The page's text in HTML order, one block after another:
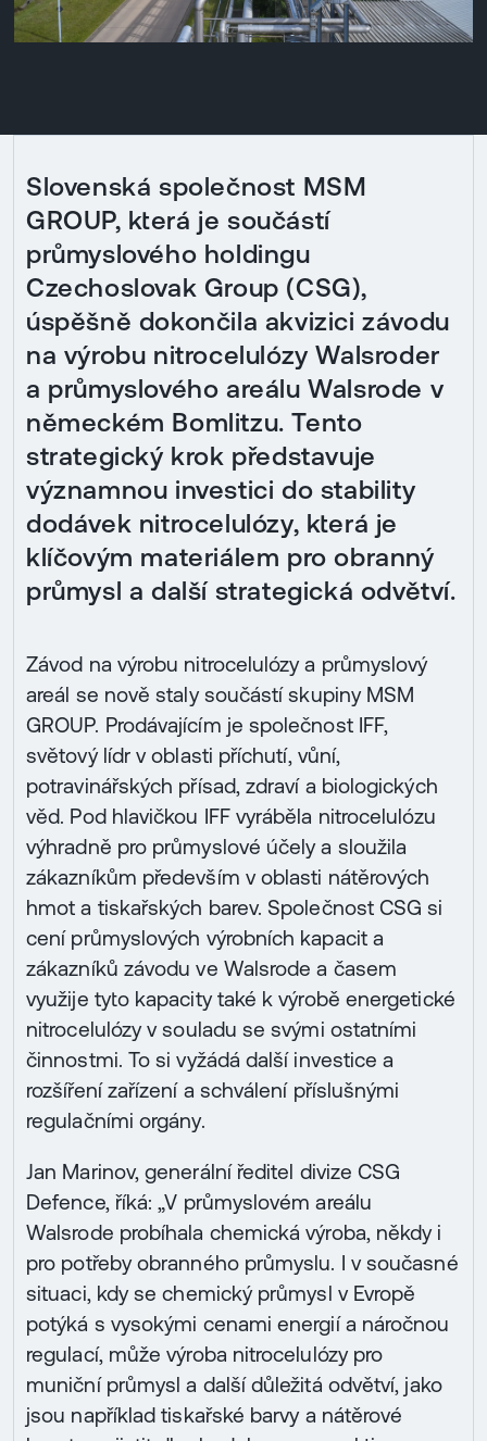
Slovenská společnost MSM
GROUP, která je součástí
průmyslového holdingu
Czechoslovak Group (CSG),
úspěšně dokončila akvizici závodu
na výrobu nitrocelulózy Walsroder
a průmyslového areálu Walsrode v
německém Bomlitzu. Tento
strategický krok představuje
významnou investici do stability
dodávek nitrocelulózy, která je
klíčovým materiálem pro obranný
průmysl a další strategická odvětví.
Závod na výrobu nitrocelulózy a průmyslový
areál se nově staly součástí skupiny MSM
GROUP. Prodávajícím je společnost IFF,
světový lídr v oblasti příchutí, vůní,
potravinářských přísad, zdraví a biologických
věd. Pod hlavičkou IFF vyráběla nitrocelulózu
výhradně pro průmyslové účely a sloužila
zákazníkům především v oblasti nátěrových
hmot a tiskařských barev. Společnost CSG si
cení průmyslových výrobních kapacit a
zákazníků závodu ve Walsrode a časem
využije tyto kapacity také k výrobě energetické
nitrocelulózy v souladu se svými ostatními
činnostmi. To si vyžádá další investice a
rozšíření zařízení a schválení příslušnými
regulačními orgány.
Jan Marinov, generální ředitel divize CSG
Defence, říká: „V průmyslovém areálu
Walsrode probíhala chemická výroba, někdy i
pro potřeby obranného průmyslu. I v současné
situaci, kdy se chemický průmysl v Evropě
potýká s vysokými cenami energií a náročnou
regulací, může výroba nitrocelulózy pro
muniční průmysl a další důležitá odvětví, jako
jsou například tiskařské barvy a nátěrové